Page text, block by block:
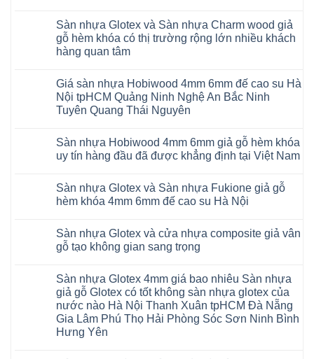
RUM
AI
35
AI
AI
37
AI
dày
12mm
to
tại
Hà
Nội
Xuân
Thanh
Trì
Cầu
Giấy
Tây
Hồ
Yên
TpHCM
Bình
Dương
Huế
Cần
Thơ
Đà
khóa
4mm
6mm
đế
cao
charm
wood
hobiwood
kosmos
mikado
4mm
6mm
thợ
Sửa
sàn
nhiêu
1m2
tại
Dương
Đà
Nẵng
Khánh
Hải
Phòng
bình
luận
ở
Sàn
và
Sàn
nhựa
Hobiwood
giả
khóa
4mm
6mm
su
có
hèm
minh
chống
cong
ngót
Gia
Lâm
Thanh
Xuân
Hà
Nội
Sàn nhựa Glotex và Sàn nhựa Charm wood giả
gỗ hèm khóa có thị trường rộng lớn nhiều khách
hàng quan tâm
bình
luận
ở
Sàn
và
Sàn
nhựa
giả
gỗ
hèm
thị
trường
rộng
khách
hàng
quan
tâm
Giá sàn nhựa Hobiwood 4mm 6mm đế cao su Hà
Nội tpHCM Quảng Ninh Nghệ An Bắc Ninh
Tuyên Quang Thái Nguyên
bình
luận
ở
nhựa
Hobiwood
4mm
cao
Hà
Quảng
Ninh
Nghệ
An
Bắc
Ninh
Tuyên
Sàn nhựa Hobiwood 4mm 6mm giả gỗ hèm khóa
uy tín hàng đầu đã được khẳng định tại Việt Nam
bình
luận
ở
Hobiwood
4mm
6mm
hèm
khóa
uy
tín
hàng
đầu
đã
Sàn nhựa Glotex và Sàn nhựa Fukione giả gỗ
hèm khóa 4mm 6mm đế cao su Hà Nội
bình
luận
ở
Glotex
Sàn
nhựa
Fukione
giả
gỗ
Sàn nhựa Glotex và cửa nhựa composite giả vân
gỗ tạo không gian sang trọng
bình
luận
ở
Sàn
nhựa
Glotex
và
Sàn nhựa Glotex 4mm giá bao nhiêu Sàn nhựa
giả gỗ Glotex có tốt không sàn nhựa glotex của
nước nào Hà Nội Thanh Xuân tpHCM Đà Nẵng
Gia Lâm Phú Thọ Hải Phòng Sóc Sơn Ninh Bình
Hưng Yên